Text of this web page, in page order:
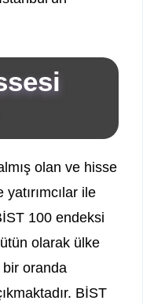
olan ve hisse
ile
100 endeksi
olarak ülke
bir oranda
BİST